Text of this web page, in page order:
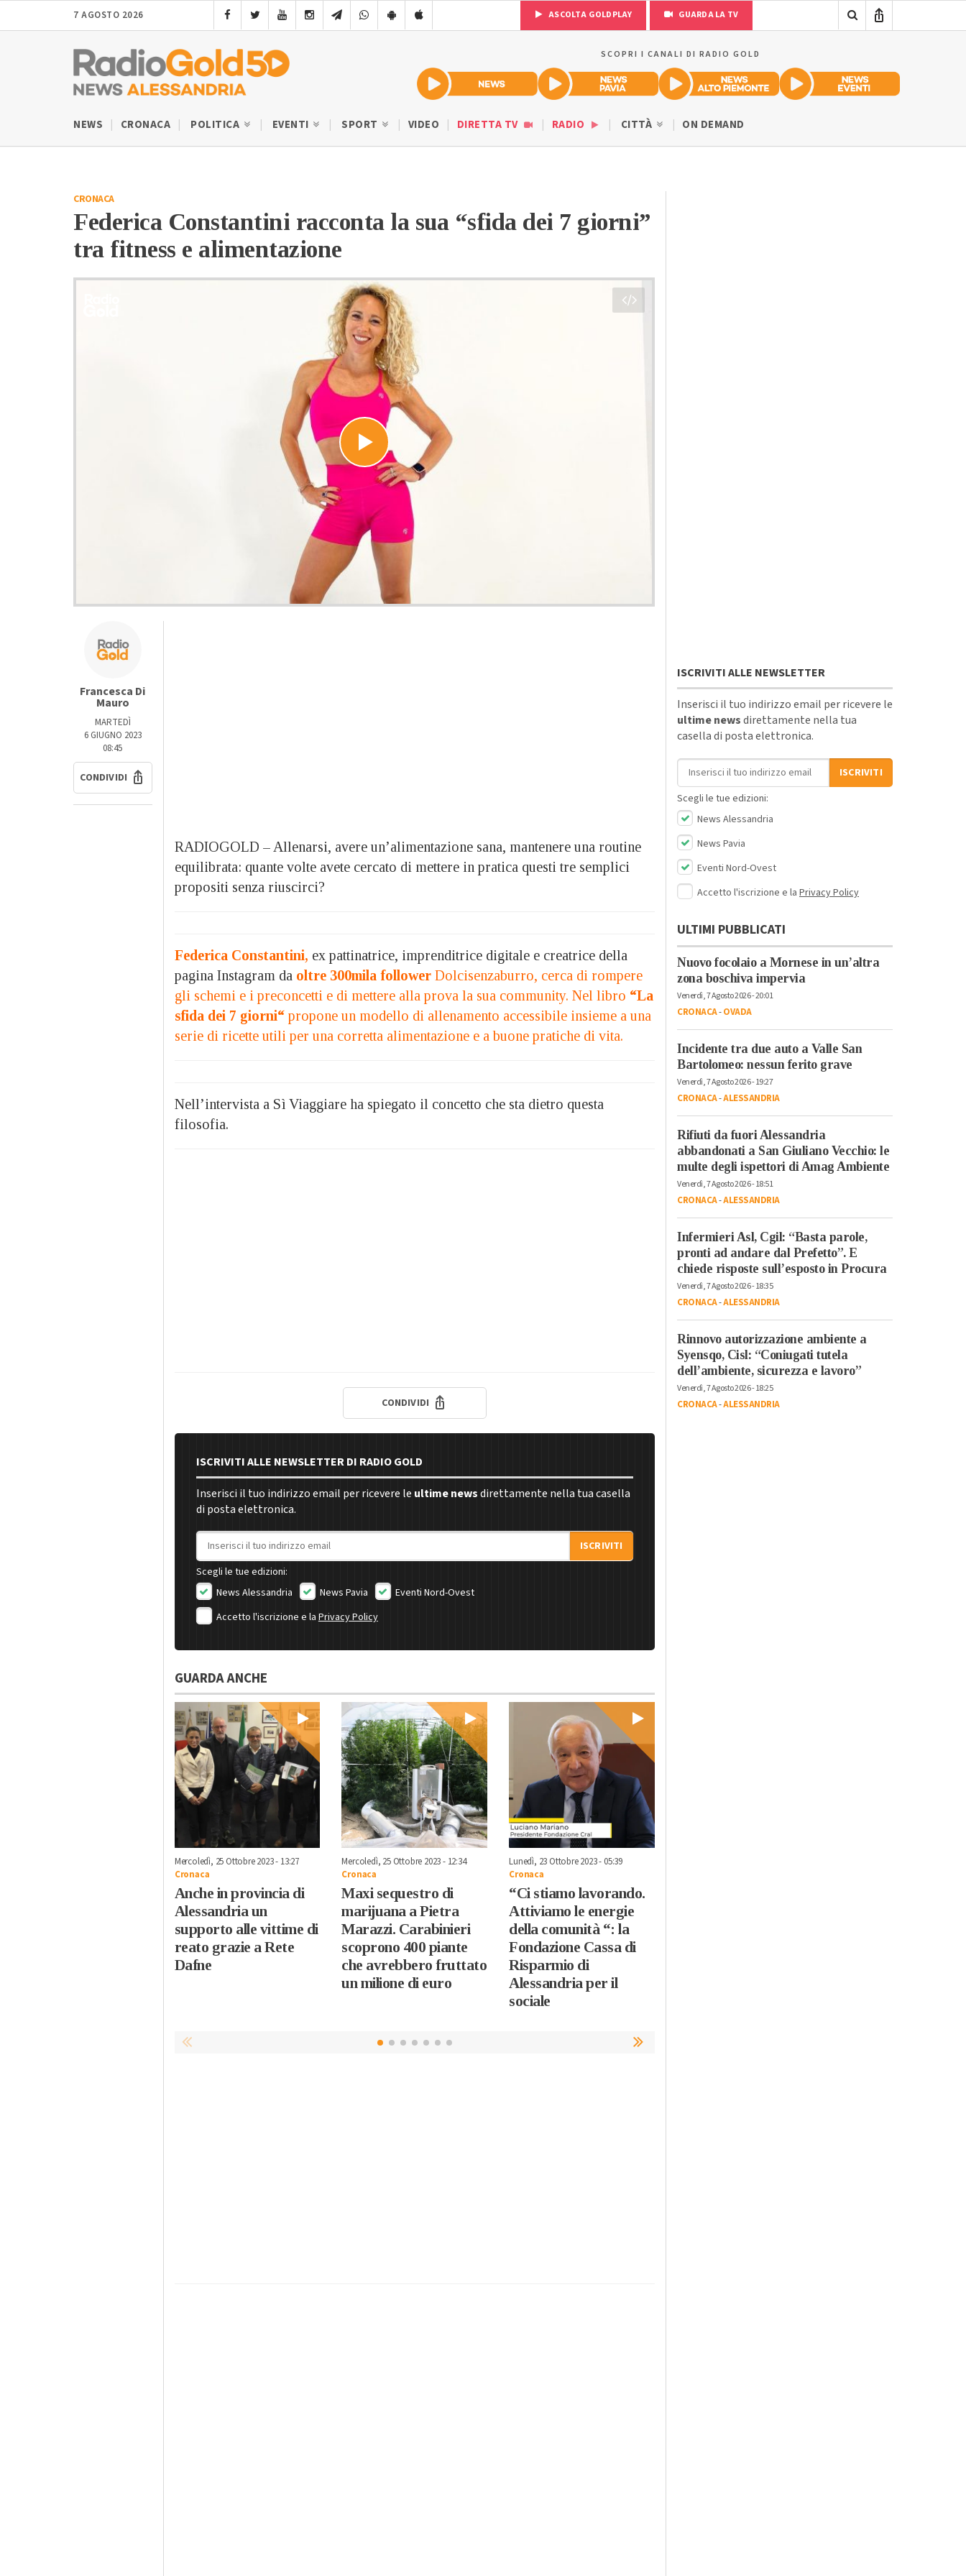
7 AGOSTO 2026 ASCOLTA GOLDPLAY GUARDA LA TV
SCOPRI I CANALI DI RADIO GOLD
NEWS CRONACA POLITICA EVENTI SPORT VIDEO DIRETTA TV RADIO CITTÀ ON DEMAND
CRONACA
Federica Constantini racconta la sua “sfida dei 7 giorni”
tra fitness e alimentazione
Francesca Di
Mauro
MARTEDÌ
6 GIUGNO 2023
08:45
CONDIVIDI
RADIOGOLD – Allenarsi, avere un’alimentazione sana, mantenere una routine
equilibrata: quante volte avete cercato di mettere in pratica questi tre semplici
propositi senza riuscirci?
Federica Constantini, ex pattinatrice, imprenditrice digitale e creatrice della
pagina Instagram da oltre 300mila follower Dolcisenzaburro, cerca di rompere
gli schemi e i preconcetti e di mettere alla prova la sua community. Nel libro “La
sfida dei 7 giorni“propone un modello di allenamento accessibile insieme a una
serie di ricette utili per una corretta alimentazione e a buone pratiche di vita.
Nell’intervista a Sì Viaggiare ha spiegato il concetto che sta dietro questa
filosofia.
CONDIVIDI
ISCRIVITI ALLE NEWSLETTER DI RADIO GOLD
Inserisci il tuo indirizzo email per ricevere le ultime newsdirettamente nella tua casella
di posta elettronica.
Indirizzo email
ISCRIVITI
Scegli le tue edizioni:
News Alessandria
News Pavia
Eventi Nord-Ovest
Accetto l'iscrizione e laPrivacy Policy
GUARDA ANCHE
Mercoledì, 25 Ottobre 2023 - 13:27
Cronaca
Anche in provincia di
Alessandria un
supporto alle vittime di
reato grazie a Rete
Dafne
Mercoledì, 25 Ottobre 2023 - 12:34
Cronaca
Maxi sequestro di
marijuana a Pietra
Marazzi. Carabinieri
scoprono 400 piante
che avrebbero fruttato
un milione di euro
Lunedì, 23 Ottobre 2023 - 05:39
Cronaca
“Ci stiamo lavorando.
Attiviamo le energie
della comunità “: la
Fondazione Cassa di
Risparmio di
Alessandria per il
sociale
ISCRIVITI ALLE NEWSLETTER
Inserisci il tuo indirizzo email per ricevere le
ultime newsdirettamente nella tua
casella di posta elettronica.
Indirizzo email
ISCRIVITI
Scegli le tue edizioni:
News Alessandria
News Pavia
Eventi Nord-Ovest
Accetto l'iscrizione e la Privacy Policy
ULTIMI PUBBLICATI
Nuovo focolaio a Mornese in un’altra
zona boschiva impervia
Venerdì, 7 Agosto 2026 - 20:01
CRONACA-OVADA
Incidente tra due auto a Valle San
Bartolomeo: nessun ferito grave
Venerdì, 7 Agosto 2026 - 19:27
CRONACA-ALESSANDRIA
Rifiuti da fuori Alessandria
abbandonati a San Giuliano Vecchio: le
multe degli ispettori di Amag Ambiente
Venerdì, 7 Agosto 2026 - 18:51
CRONACA-ALESSANDRIA
Infermieri Asl, Cgil: “Basta parole,
pronti ad andare dal Prefetto”. E
chiede risposte sull’esposto in Procura
Venerdì, 7 Agosto 2026 - 18:35
CRONACA-ALESSANDRIA
Rinnovo autorizzazione ambiente a
Syensqo, Cisl: “Coniugati tutela
dell’ambiente, sicurezza e lavoro”
Venerdì, 7 Agosto 2026 - 18:25
CRONACA-ALESSANDRIA